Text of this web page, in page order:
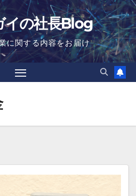
イの社長Blog
に関する内容をお届け